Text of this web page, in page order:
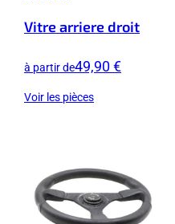
Vitre arriere droit
à partir de49,90 €
Voir les pièces